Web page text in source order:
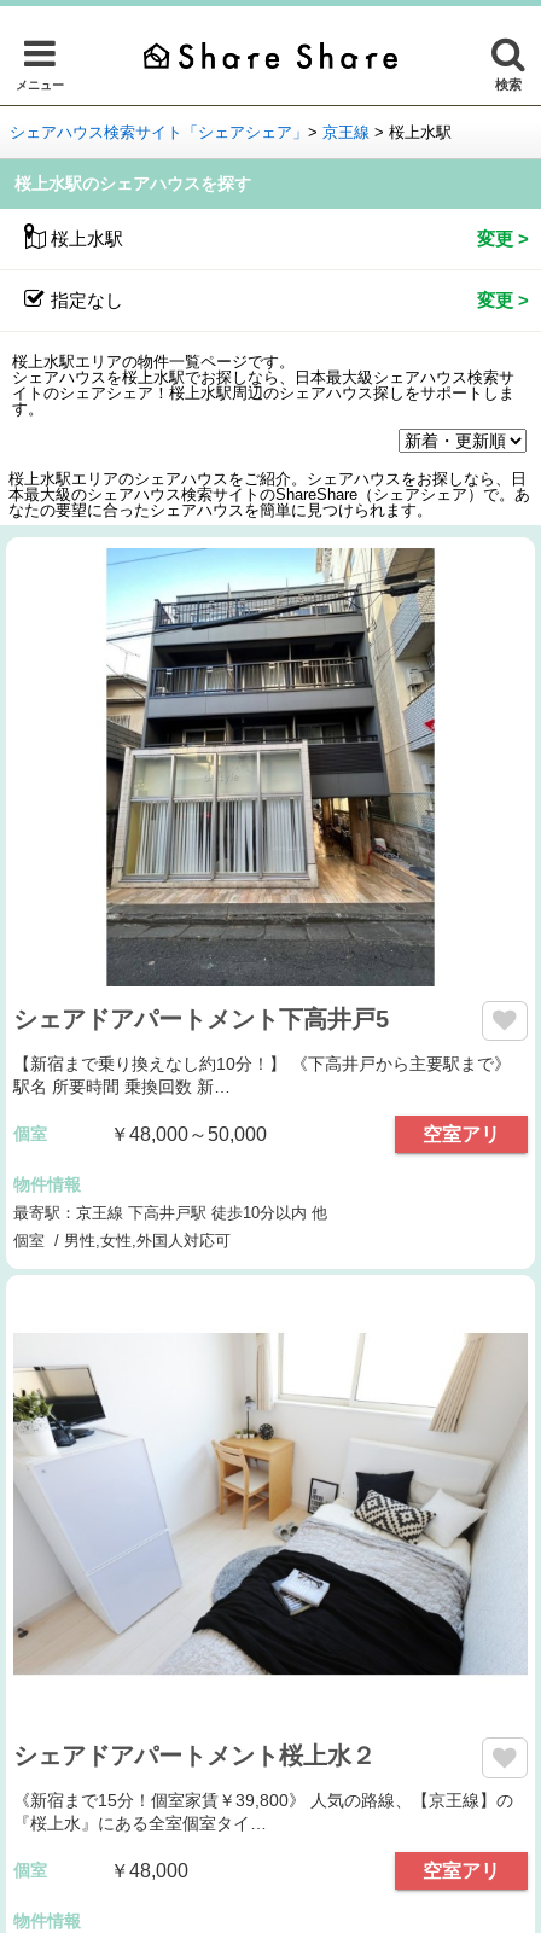
メニュー 検索
シェアハウス検索サイト「シェアシェア」 > 京王線 > 桜上水駅
桜上水駅のシェアハウスを探す
桜上水駅
指定なし
桜上水駅エリアの物件一覧ページです。
シェアハウスを桜上水駅でお探しなら、日本最大級シェアハウス検索サ
イトのシェアシェア！桜上水駅周辺のシェアハウス探しをサポートしま
す。
桜上水駅エリアのシェアハウスをご紹介。シェアハウスをお探しなら、日
本最大級のシェアハウス検索サイトのShareShare（シェアシェア）で。あ
なたの要望に合ったシェアハウスを簡単に見つけられます。
シェアドアパートメント下高井戸5
【新宿まで乗り換えなし約10分！】 《下高井戸から主要駅まで》
駅名 所要時間 乗換回数 新…
個室 ￥48,000～50,000 空室アリ
物件情報
最寄駅：京王線 下高井戸駅 徒歩10分以内 他
個室 / 男性,女性,外国人対応可
シェアドアパートメント桜上水２
《新宿まで15分！個室家賃￥39,800》 人気の路線、【京王線】の
『桜上水』にある全室個室タイ…
個室 ￥48,000 空室アリ
物件情報